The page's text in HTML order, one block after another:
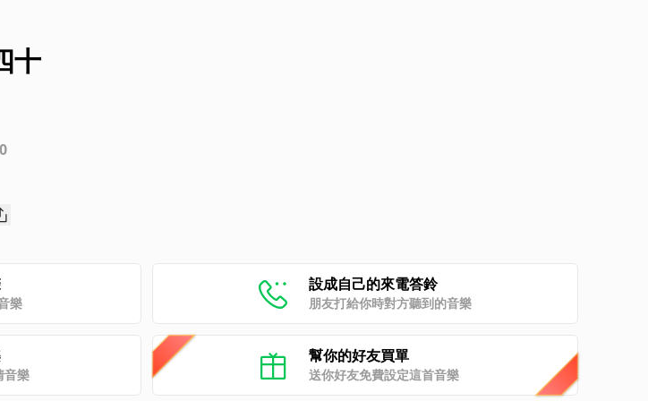
十
樂
設成自己的來電答鈴
朋友打給你時對方聽到的音樂
音樂
幫你的好友買單
送你好友免費設定這首音樂